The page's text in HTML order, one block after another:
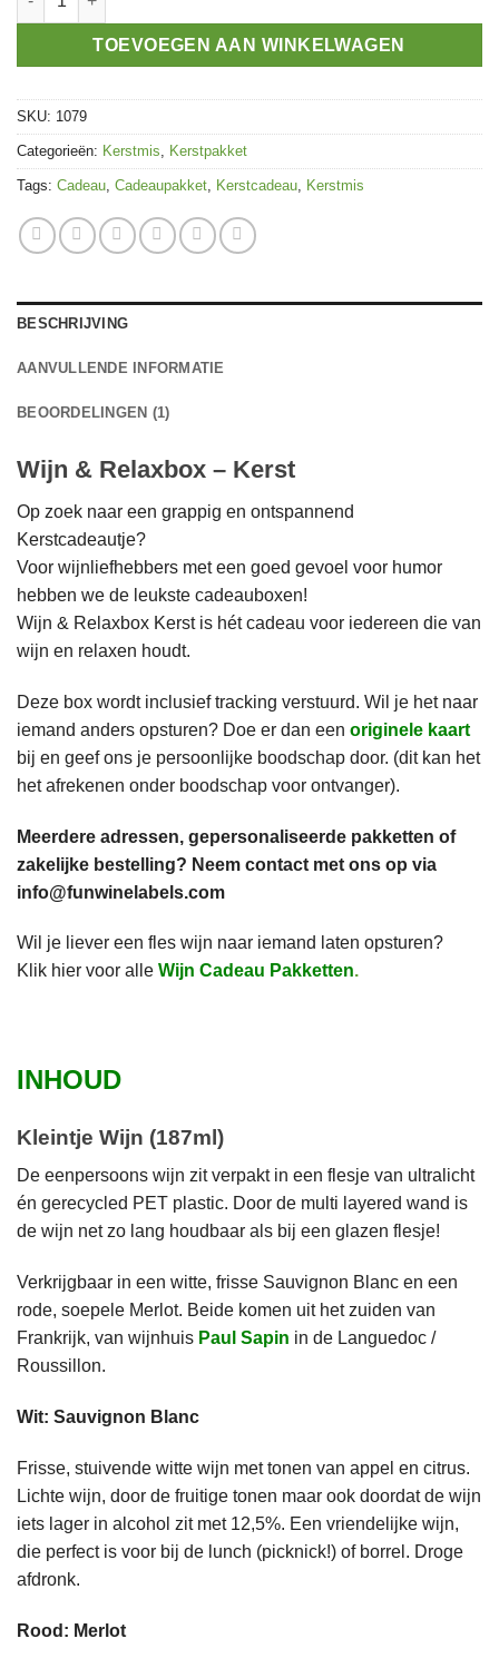
TOEVOEGEN AAN WINKELWAGEN
SKU: 1079
Categorieën: Kerstmis Kerstpakket
Tags: Cadeau Cadeaupakket Kerstcadeau Kerstmis
BESCHRIJVING
AANVULLENDE INFORMATIE
BEOORDELINGEN (1)
Wijn & Relaxbox – Kerst
Op zoek naar een grappig en ontspannend
Kerstcadeautje?
Voor wijnliefhebbers met een goed gevoel voor humor
hebben we de leukste cadeauboxen!
Wijn & Relaxbox Kerst is hét cadeau voor iedereen die van
wijn en relaxen houdt.
Deze box wordt inclusief tracking verstuurd. Wil je het naar
iemand anders opsturen? Doe er dan een originele kaart
bij en geef ons je persoonlijke boodschap door. (dit kan het
het afrekenen onder boodschap voor ontvanger).
Meerdere adressen, gepersonaliseerde pakketten of
zakelijke bestelling? Neem contact met ons op via
info@funwinelabels.com
Wil je liever een fles wijn naar iemand laten opsturen?
Klik hier voor alle Wijn Cadeau Pakketten.
INHOUD
Kleintje Wijn (187ml)
De eenpersoons wijn zit verpakt in een flesje van ultralicht
én gerecycled PET plastic. Door de multi layered wand is
de wijn net zo lang houdbaar als bij een glazen flesje!
Verkrijgbaar in een witte, frisse Sauvignon Blanc en een
rode, soepele Merlot. Beide komen uit het zuiden van
Frankrijk, van wijnhuis Paul Sapin in de Languedoc /
Roussillon.
Wit: Sauvignon Blanc
Frisse, stuivende witte wijn met tonen van appel en citrus.
Lichte wijn, door de fruitige tonen maar ook doordat de wijn
iets lager in alcohol zit met 12,5%. Een vriendelijke wijn,
die perfect is voor bij de lunch (picknick!) of borrel. Droge
afdronk.
Rood: Merlot